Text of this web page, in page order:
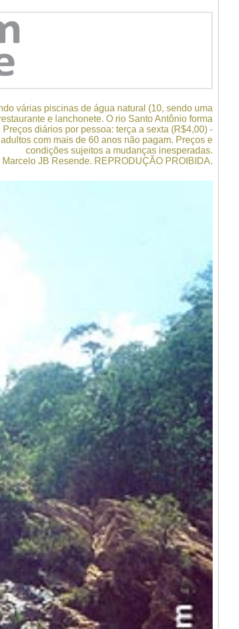
várias piscinas de água natural (10, sendo uma
e lanchonete. O rio Santo Antônio forma
diários por pessoa: terça a sexta (R$4,00) -
com mais de 60 anos não pagam. Preços e
condições sujeitos a mudanças inesperadas.
Marcelo JB Resende. REPRODUÇÃO PROIBIDA.